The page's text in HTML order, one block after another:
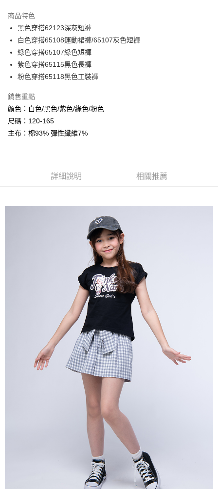
Apple Pay
Google Pay
ATM付款
全家付款取貨
每筆NT$80，滿NT$2,000(含以上)免運費
付款後全家取貨
每筆NT$80，滿NT$2,000(含以上)免運費
每筆NT$80，滿NT$2,000(含以上)免運費
每筆NT$80，滿NT$2,000(含以上)免運費
商品特色
黑色穿搭62123深灰短褲
白色穿搭65108運動裙褲/65107灰色短褲
綠色穿搭65107綠色短褲
紫色穿搭65115黑色長褲
粉色穿搭65118黑色工裝褲
銷售重點
顏色：白色/黑色/紫色/綠色/粉色
尺碼：120-165
主布：棉93% 彈性纖維7%
詳細說明 相關推薦